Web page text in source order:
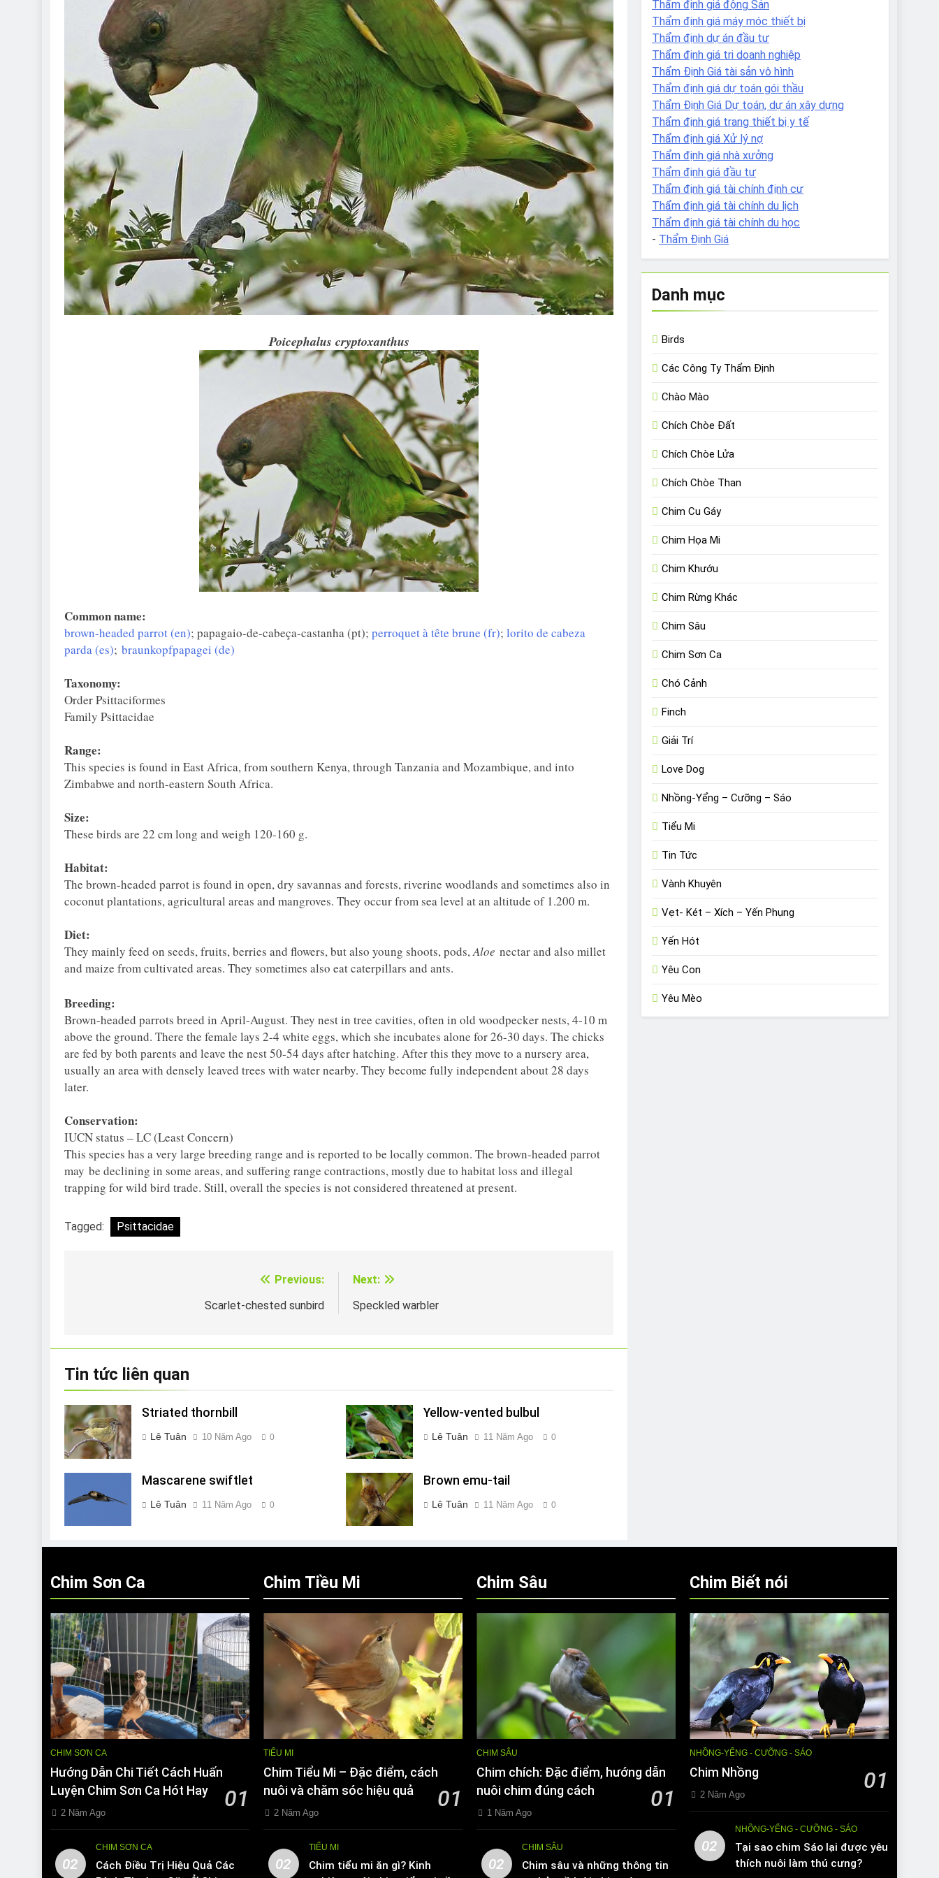
Poicephalus cryptoxanthus
Common name:
brown-headed parrot (en); papagaio-de-cabeça-castanha (pt); perroquet à tête brune (fr); lorito de cabeza
parda (es); braunkopfpapagei (de)
Taxonomy:
Order Psittaciformes
Family Psittacidae
Range:
This species is found in East Africa, from southern Kenya, through Tanzania and Mozambique, and into
Zimbabwe and north-eastern South Africa.
Size:
These birds are 22 cm long and weigh 120-160 g.
Habitat:
The brown-headed parrot is found in open, dry savannas and forests, riverine woodlands and sometimes also in
coconut plantations, agricultural areas and mangroves. They occur from sea level at an altitude of 1.200 m.
Diet:
They mainly feed on seeds, fruits, berries and flowers, but also young shoots, pods,Aloe nectar and also millet
and maize from cultivated areas. They sometimes also eat caterpillars and ants.
Breeding:
Brown-headed parrots breed in April-August. They nest in tree cavities, often in old woodpecker nests, 4-10 m
above the ground. There the female lays 2-4 white eggs, which she incubates alone for 26-30 days. The chicks
are fed by both parents and leave the nest 50-54 days after hatching. After this they move to a nursery area,
usually an area with densely leaved trees with water nearby. They become fully independent about 28 days
later.
Conservation:
IUCN status – LC (Least Concern)
This species has a very large breeding range and is reported to be locally common. The brown-headed parrot
may be declining in some areas, and suffering range contractions, mostly due to habitat loss and illegal
trapping for wild bird trade. Still, overall the species is not considered threatened at present.
Tagged: Psittacidae
Previous:
Scarlet-chested sunbird
Next:
Speckled warbler
Tin tức liên quan
Striated thornbill
Lê Tuân 10 Năm Ago 0
Yellow-vented bulbul
Lê Tuân 11 Năm Ago 0
Mascarene swiftlet
Lê Tuân 11 Năm Ago 0
Brown emu-tail
Lê Tuân 11 Năm Ago 0
Thẩm định giá động Sản
Thẩm định giá máy móc thiết bị
Thẩm định dự án đầu tư
Thẩm định giá tri doanh nghiệp
Thẩm Định Giá tài sản vô hình
Thẩm định giá dự toán gói thầu
Thẩm Định Giá Dự toán, dự án xây dựng
Thẩm định giá trang thiết bị y tế
Thẩm định giá Xử lý nợ
Thẩm định giá nhà xưởng
Thẩm định giá đầu tư
Thẩm định giá tài chính định cư
Thẩm định giá tài chính du lịch
Thẩm định giá tài chính du học
- Thẩm Định Giá
Danh mục
Birds
Các Công Ty Thẩm Định
Chào Mào
Chích Chòe Đất
Chích Chòe Lửa
Chích Chòe Than
Chim Cu Gáy
Chim Họa Mi
Chim Khướu
Chim Rừng Khác
Chim Sâu
Chim Sơn Ca
Chó Cảnh
Finch
Giải Trí
Love Dog
Nhồng-Yểng – Cưỡng – Sáo
Tiểu Mi
Tin Tức
Vành Khuyên
Vẹt- Két – Xích – Yến Phụng
Yến Hót
Yêu Con
Yêu Mèo
Chim Sơn Ca
CHIM SƠN CA
Hướng Dẫn Chi Tiết Cách Huấn
Luyện Chim Sơn Ca Hót Hay
01
2 Năm Ago
02
CHIM SƠN CA
Cách Điều Trị Hiệu Quả Các
Chim Tiều Mi
TIỂU MI
Chim Tiểu Mi – Đặc điểm, cách
nuôi và chăm sóc hiệu quả
01
2 Năm Ago
02
TIỂU MI
Chim tiểu mi ăn gì? Kinh
Chim Sâu
CHIM SÂU
Chim chích: Đặc điểm, hướng dẫn
nuôi chim đúng cách
01
1 Năm Ago
02
CHIM SÂU
Chim sâu và những thông tin
Chim Biết nói
NHỒNG-YỂNG - CƯỠNG - SÁO
Chim Nhồng 01
2 Năm Ago
02
NHỒNG-YỂNG - CƯỠNG - SÁO
Tại sao chim Sáo lại được yêu
thích nuôi làm thú cưng?